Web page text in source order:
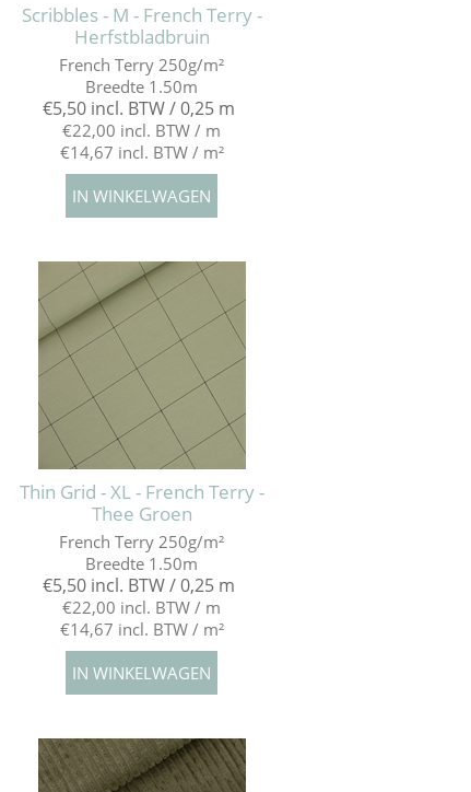
Scribbles - M - French Terry -
Herfstbladbruin
French Terry 250g/m²
Breedte 1.50m
€5,50 incl. BTW / 0,25 m
€22,00 incl. BTW / m
€14,67 incl. BTW / m²
Thin Grid - XL - French Terry -
Thee Groen
French Terry 250g/m²
Breedte 1.50m
€5,50 incl. BTW / 0,25 m
€22,00 incl. BTW / m
€14,67 incl. BTW / m²